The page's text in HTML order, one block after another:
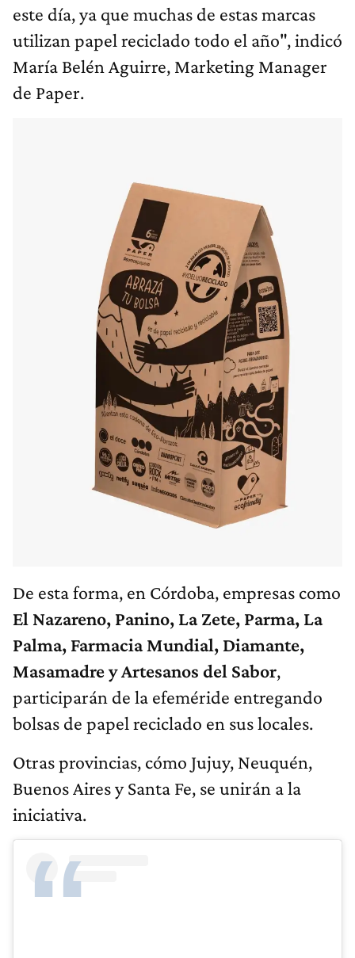
este día, ya que muchas de estas marcas
utilizan papel reciclado todo el año", indicó
María Belén Aguirre, Marketing Manager
de Paper.
De esta forma, en Córdoba, empresas como
El Nazareno, Panino, La Zete, Parma, La
Palma, Farmacia Mundial, Diamante,
Masamadre y Artesanos del Sabor,
participarán de la efeméride entregando
bolsas de papel reciclado en sus locales.
Otras provincias, cómo Jujuy, Neuquén,
Buenos Aires y Santa Fe, se unirán a la
iniciativa.